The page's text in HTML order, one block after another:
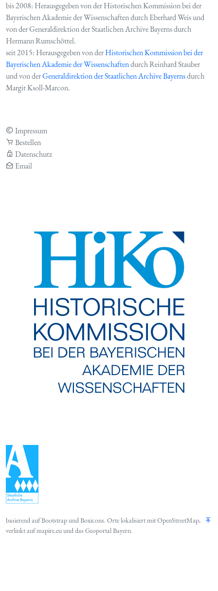
bis 2008: Herausgegeben von der Historischen Kommission bei der
Bayerischen Akademie der Wissenschaften durch Eberhard Weis und
von der Generaldirektion der Staatlichen Archive Bayerns durch
Hermann Rumschöttel.
seit 2015: Herausgegeben von derHistorischen Kommission bei der
Bayerischen Akademie der Wissenschaftendurch Reinhard Stauber
und von derGeneraldirektion der Staatlichen Archive Bayernsdurch
Margit Ksoll-Marcon.
Impressum
Bestellen
Datenschutz
Email
basierend aufBootstrapundBoxicons. Orte lokalisiert mitOpenStreetMap,
verlinkt aufmapire.euund das Geoportal Bayern.